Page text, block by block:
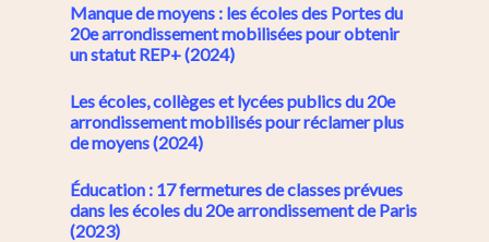
Manque de moyens : les écoles des Portes du
20e arrondissement mobilisées pour obtenir
un statut REP+ (2024)
Les écoles, collèges et lycées publics du 20e
arrondissement mobilisés pour réclamer plus
de moyens (2024)
Éducation : 17 fermetures de classes prévues
dans les écoles du 20e arrondissement de Paris
(2023)